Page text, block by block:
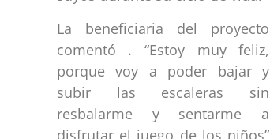
La beneficiaria del proyecto
comentó . “Estoy muy feliz,
porque voy a poder bajar y
subir las escaleras sin
resbalarme y sentarme a
disfrutar el juego de los niños”